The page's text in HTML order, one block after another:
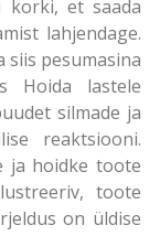
korki, et saada
lahjendage.
siis pesumasina
Hoida lastele
silmade ja
reaktsiooni.
ja hoidke toote
toote
on üldise